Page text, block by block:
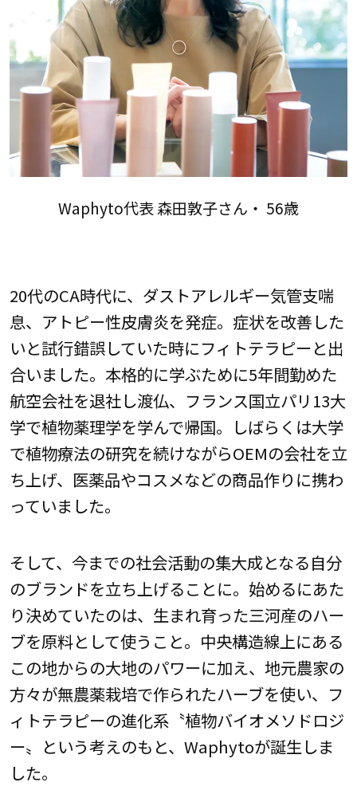
Waphyto代表 森田敦子さん・ 56歳
20代のCA時代に、ダストアレルギー気管支喘
息、アトピー性皮膚炎を発症。症状を改善した
いと試行錯誤していた時にフィトテラピーと出
合いました。本格的に学ぶために5年間勤めた
航空会社を退社し渡仏、フランス国立パリ13大
学で植物薬理学を学んで帰国。しばらくは大学
で植物療法の研究を続けながらOEMの会社を立
ち上げ、医薬品やコスメなどの商品作りに携わ
っていました。
そして、今までの社会活動の集大成となる自分
のブランドを立ち上げることに。始めるにあた
り決めていたのは、生まれ育った三河産のハー
ブを原料として使うこと。中央構造線上にある
この地からの大地のパワーに加え、地元農家の
方々が無農薬栽培で作られたハーブを使い、フ
ィトテラピーの進化系〝植物バイオメソドロジ
ー〟という考えのもと、Waphytoが誕生しま
した。